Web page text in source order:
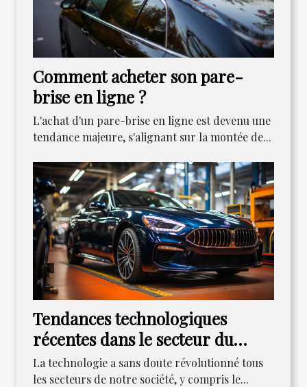
Comment acheter son pare-
brise en ligne ?
L'achat d'un pare-brise en ligne est devenu une
tendance majeure, s'alignant sur la montée de...
Tendances technologiques
récentes dans le secteur du
dépannage automobile
La technologie a sans doute révolutionné tous
les secteurs de notre société, y compris le...